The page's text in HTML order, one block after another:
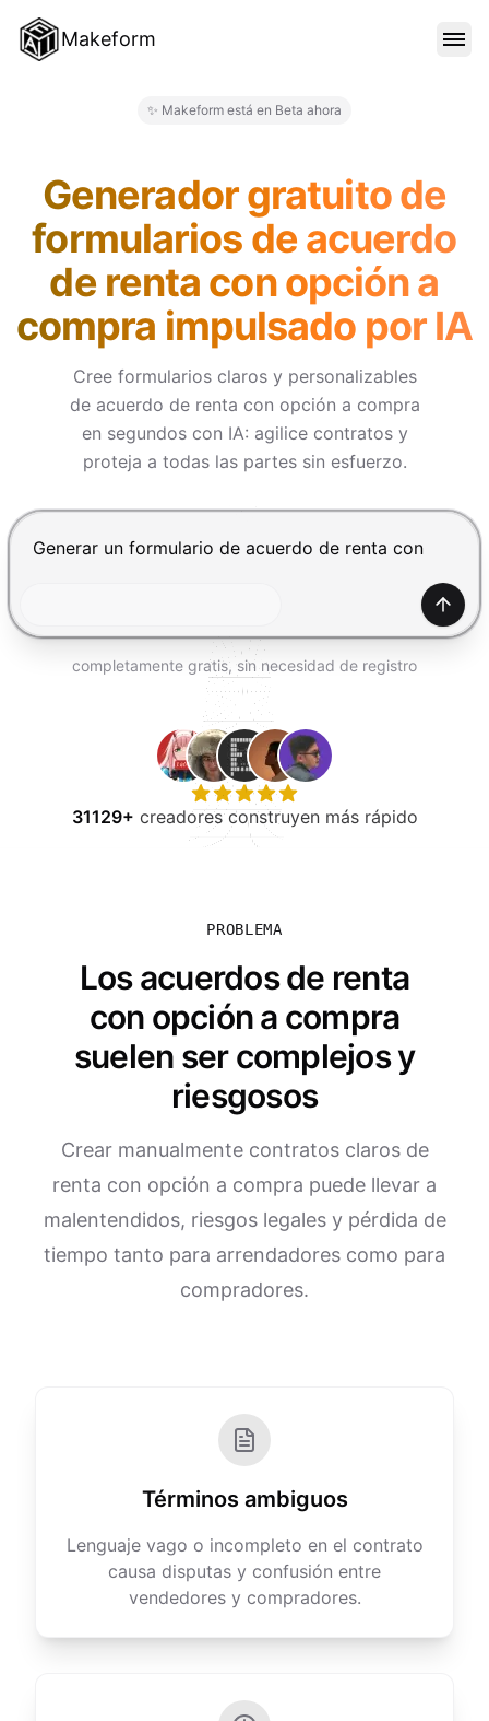
Makeform
BLOG
PRECIOS
INICIAR SESIÓN
✨ Makeform está en Beta ahora
Generador gratuito de
formularios de acuerdo
de renta con opción a
compra impulsado por IA
Cree formularios claros y personalizables
de acuerdo de renta con opción a compra
en segundos con IA: agilice contratos y
proteja a todas las partes sin esfuerzo.
Presiona Enter para enviar, Shift+Enter para añadir
completamente gratis, sin necesidad de registro
31129+ creadores construyen más rápido
PROBLEMA
Los acuerdos de renta
con opción a compra
suelen ser complejos y
riesgosos
Crear manualmente contratos claros de
renta con opción a compra puede llevar a
malentendidos, riesgos legales y pérdida de
tiempo tanto para arrendadores como para
compradores.
Términos ambiguos
Lenguaje vago o incompleto en el contrato
causa disputas y confusión entre
vendedores y compradores.